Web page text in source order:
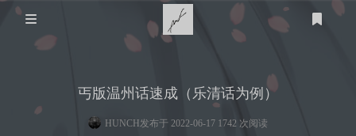
技术知识
丐版温州话速成（乐清话为例）
HUNCH 发布于 2022-06-17 1742 次阅读